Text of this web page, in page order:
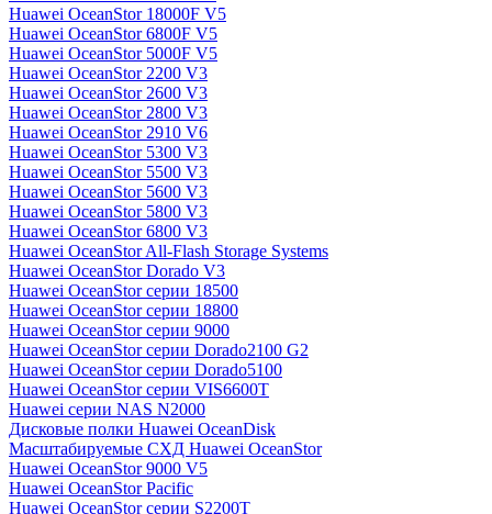
Huawei OceanStor 18000F V5
Huawei OceanStor 6800F V5
Huawei OceanStor 5000F V5
Huawei OceanStor 2200 V3
Huawei OceanStor 2600 V3
Huawei OceanStor 2800 V3
Huawei OceanStor 2910 V6
Huawei OceanStor 5300 V3
Huawei OceanStor 5500 V3
Huawei OceanStor 5600 V3
Huawei OceanStor 5800 V3
Huawei OceanStor 6800 V3
Huawei OceanStor All-Flash Storage Systems
Huawei OceanStor Dorado V3
Huawei OceanStor серии 18500
Huawei OceanStor серии 18800
Huawei OceanStor серии 9000
Huawei OceanStor серии Dorado2100 G2
Huawei OceanStor серии Dorado5100
Huawei OceanStor серии VIS6600T
Huawei серии NAS N2000
Дисковые полки Huawei OceanDisk
Масштабируемые СХД Huawei OceanStor
Huawei OceanStor 9000 V5
Huawei OceanStor Pacific
Huawei OceanStor серии S2200T